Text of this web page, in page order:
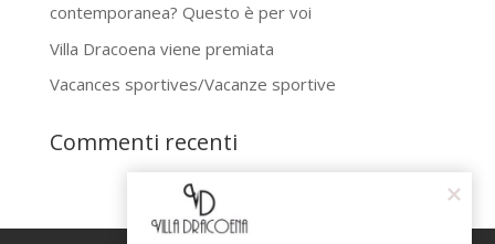
contemporanea? Questo è per voi
Villa Dracoena viene premiata
Vacances sportives/Vacanze sportive
Commenti recenti